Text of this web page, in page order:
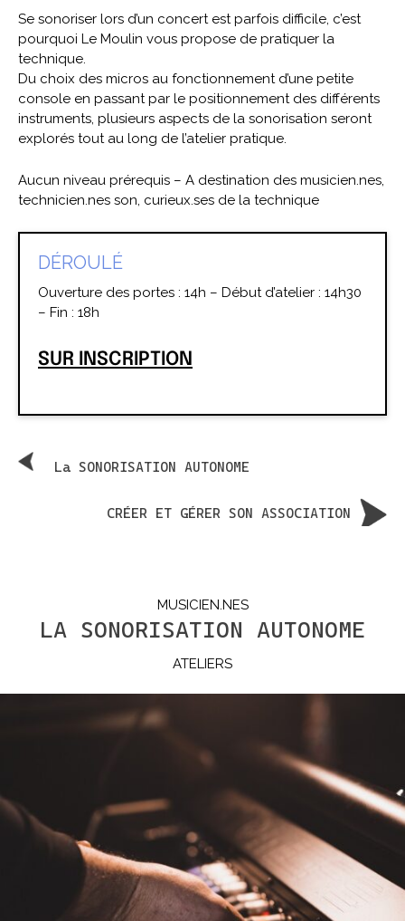
Se sonoriser lors d’un concert est parfois difficile, c’est
pourquoi Le Moulin vous propose de pratiquer la
technique.
Du choix des micros au fonctionnement d’une petite
console en passant par le positionnement des différents
instruments, plusieurs aspects de la sonorisation seront
explorés tout au long de l’atelier pratique.
Aucun niveau prérequis – A destination des musicien.nes,
technicien.nes son, curieux.ses de la technique
DÉROULÉ
Ouverture des portes : 14h – Début d’atelier : 14h30
– Fin : 18h
SUR INSCRIPTION
La SONORISATION AUTONOME
CRÉER ET GÉRER SON ASSOCIATION
MUSICIEN.NES
LA SONORISATION AUTONOME
ATELIERS